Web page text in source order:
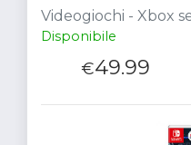
Videogiochi - Xbox
Disponibile
€49.99